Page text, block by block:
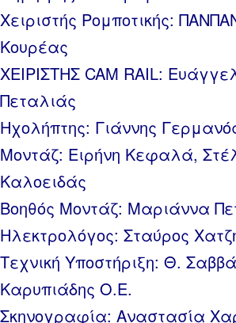
Χειριστής Ρομποτικής:
Κουρέας
ΧΕΙΡΙΣΤΗΣ CAM RAIL:
Πεταλιάς
Ηχολήπτης: Γιάννης
Μοντάζ: Ειρήνη Κεφαλά,
Καλοειδάς
Βοηθός Μοντάζ: Μαριάννα
Ηλεκτρολόγος: Σταύρος
Τεχνική Υποστήριξη: Θ.
Καρυπιάδης Ο.Ε.
Σκηνογραφία: Αναστασία